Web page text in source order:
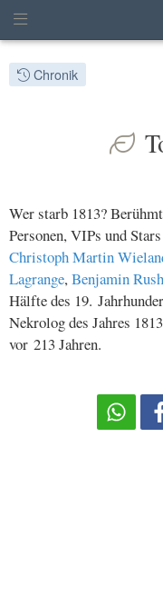
Chronik
Wer starb 1813?
Personen, VIPs und
Christoph Martin
Lagrange,Benjamin Rush
Hälfte des 19.
Nekrolog des Jahres
vor 213 Jahren.